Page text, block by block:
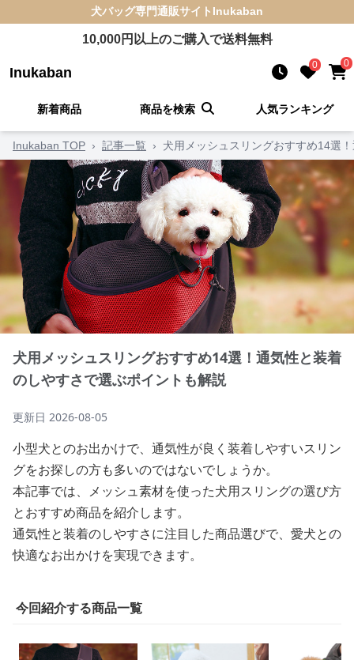
犬バッグ専門通販サイト Inukaban
10,000円以上のご購入で送料無料
Inukaban 0 0
新着商品 商品を検索 人気ランキング
Inukaban TOP › 記事一覧 › 犬用メッシュスリングおすすめ14選
犬用メッシュスリングおすすめ14選！通気性と装着
のしやすさで選ぶポイントも解説
更新日 2026-08-05
小型犬とのお出かけで、通気性が良く装着しやすいスリン
グをお探しの方も多いのではないでしょうか。
本記事では、メッシュ素材を使った犬用スリングの選び方
とおすすめ商品を紹介します。
通気性と装着のしやすさに注目した商品選びで、愛犬との
快適なお出かけを実現できます。
今回紹介する商品一覧